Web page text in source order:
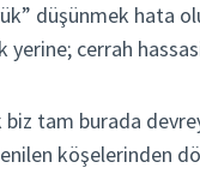
düşünmek hata
cerrah
tam burada
köşelerinden